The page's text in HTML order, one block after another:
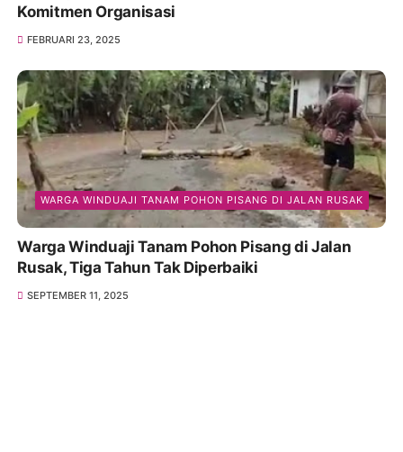
Komitmen Organisasi
FEBRUARI 23, 2025
WARGA WINDUAJI TANAM POHON PISANG DI JALAN RUSAK
Warga Winduaji Tanam Pohon Pisang di Jalan
Rusak, Tiga Tahun Tak Diperbaiki
SEPTEMBER 11, 2025